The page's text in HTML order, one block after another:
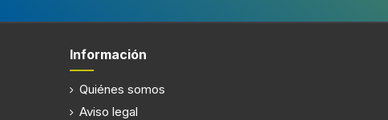
Información
Quiénes somos
Aviso legal